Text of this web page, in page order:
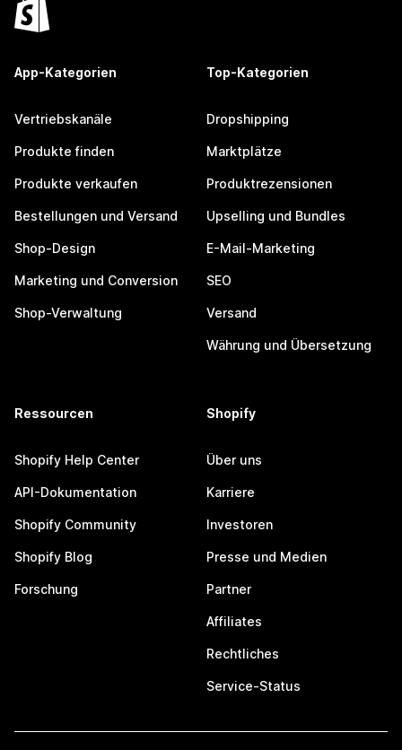
App-Kategorien
Vertriebskanäle
Produkte finden
Produkte verkaufen
Bestellungen und Versand
Shop-Design
Marketing und Conversion
Shop-Verwaltung
Top-Kategorien
Dropshipping
Marktplätze
Produktrezensionen
Upselling und Bundles
E-Mail-Marketing
SEO
Versand
Währung und Übersetzung
Ressourcen
Shopify Help Center
API-Dokumentation
Shopify Community
Shopify Blog
Forschung
Shopify
Über uns
Karriere
Investoren
Presse und Medien
Partner
Affiliates
Rechtliches
Service-Status